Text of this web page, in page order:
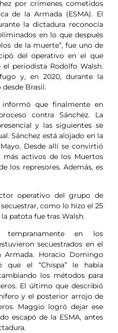
por crímenes cometidos
de la Armada (ESMA). El
la dictadura reconocía
en lo que después
de la muerte”, fue uno de
del operativo en el que
periodista Rodolfo Walsh.
y, en 2020, durante la
Brasil.
que finalmente en
contra Sánchez. La
y las siguientes se
Sánchez está alojado en la
Desde allí se convirtió
activos de los Muertos
los represores. Además, es
operativo del grupo de
como lo hizo el 25
patota fue tras Walsh.
en los
secuestrados en el
Horacio Domingo
que el “Chispa” le había
los métodos para
El último que describió
y el posterior arrojo de
Maggio logró dejar ese
escapó de la ESMA, antes